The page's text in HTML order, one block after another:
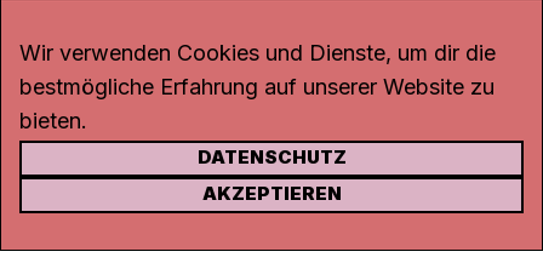
KONTAKT
Wir verwenden Cookies und Dienste, um dir die
bestmögliche Erfahrung auf unserer Website zu
bieten.
DATENSCHUTZ
AKZEPTIEREN